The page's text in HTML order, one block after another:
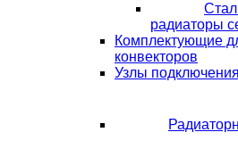
радиаторы
Комплектующие
конвекторов
Узлы